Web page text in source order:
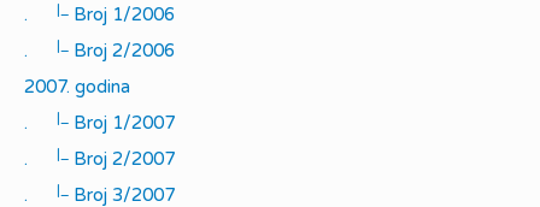
.
|_
Broj 1/2006
.
|_
Broj 2/2006
2007. godina
.
|_
Broj 1/2007
.
|_
Broj 2/2007
.
|_
Broj 3/2007